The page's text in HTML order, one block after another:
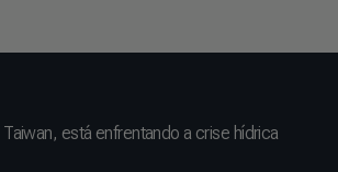
está enfrentando a crise hídrica